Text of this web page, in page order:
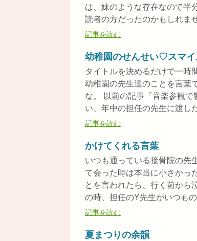
は、妹のような存在なので半
読者の方だったのかもしれま
記事を読む
幼稚園のせんせい♡スマイ
タイトルを決めるだけで一時
幼稚園の先生達のことを言葉
な。 以前の記事「音楽参観
い、年中の担任の先生に渡し
記事を読む
かけてくれる言葉
いつも通っている接骨院の先
て会った時は本当に小さかっ
とを言われたら、行く前から
の時、担任のY先生がいつも
記事を読む
夏まつりの余韻